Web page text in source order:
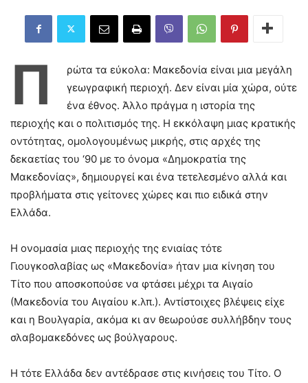
Π
ρώτα τα εύκολα: Μακεδονία είναι μια μεγάλη
γεωγραφική περιοχή. Δεν είναι μία χώρα, ούτε
ένα έθνος. Άλλο πράγμα η ιστορία της
περιοχής και ο πολιτισμός της. Η εκκόλαψη μιας κρατικής
οντότητας, ομολογουμένως μικρής, στις αρχές της
δεκαετίας του ‘90 με το όνομα «Δημοκρατία της
Μακεδονίας», δημιουργεί και ένα τετελεσμένο αλλά και
προβλήματα στις γείτονες χώρες και πιο ειδικά στην
Ελλάδα.
Η ονομασία μιας περιοχής της ενιαίας τότε
Γιουγκοσλαβίας ως «Μακεδονία» ήταν μια κίνηση του
Τίτο που αποσκοπούσε να φτάσει μέχρι τα Αιγαίο
(Μακεδονία του Αιγαίου κ.λπ.). Αντίστοιχες βλέψεις είχε
και η Βουλγαρία, ακόμα κι αν θεωρούσε συλλήβδην τους
σλαβομακεδόνες ως βούλγαρους.
Η τότε Ελλάδα δεν αντέδρασε στις κινήσεις του Τίτο. Ο